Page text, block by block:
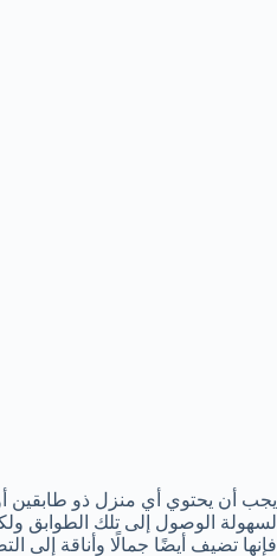
يجب أن يحتوي أي منزل ذو طابقين
لسهولة الوصول إلى تلك الطوابق
فإنها تضيف أيضًا جمالًا وأناقة إلى